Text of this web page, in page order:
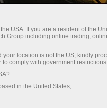
正竞争力的机
票和指数交
USA. If you are a resident of the
Group including online trading,
location is not the US, kindly
comply with government
in the United States;